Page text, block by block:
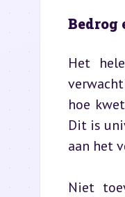
Bedrog
Het
hoe
Dit is
aan het
Niet